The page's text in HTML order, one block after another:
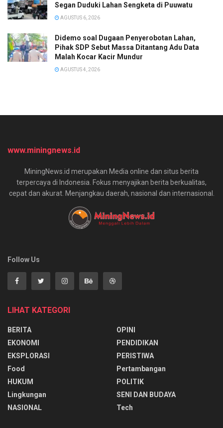
Segan Duduki Lahan Sengketa di Puuwatu
AGUSTUS 6, 2026
Didemo soal Dugaan Penyerobotan Lahan,
Pihak SDP Sebut Massa Ditantang Adu Data
Malah Kocar Kacir Mundur
AGUSTUS 4, 2026
www.miningnews.id
MiningNews.id merupakan Media online dan situs berita
terpercaya di Indonesia. Fokus menyajikan berita berkualitas,
cepat dan akurat. Menjangkau daerah, nasional dan internasional.
Follow Us
LIHAT KATEGORI
BERITA
EKONOMI
EKSPLORASI
Food
HUKUM
Lingkungan
NASIONAL
OPINI
PENDIDIKAN
PERISTIWA
Pertambangan
POLITIK
SENI DAN BUDAYA
Tech